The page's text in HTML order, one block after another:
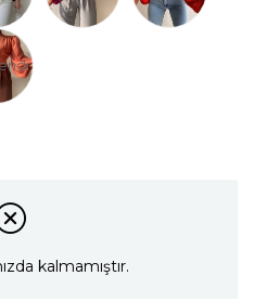
kalmamıştır.